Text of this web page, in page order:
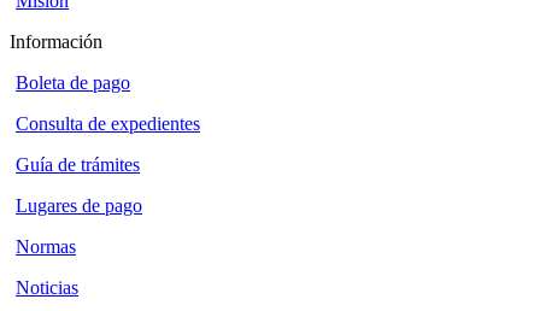
Información
Boleta de pago
Consulta de expedientes
Guía de trámites
Lugares de pago
Normas
Noticias